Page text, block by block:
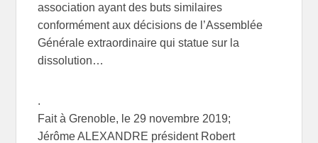
association ayant des buts similaires
conformément aux décisions de l’Assemblée
Générale extraordinaire qui statue sur la
dissolution…
.
Fait à Grenoble, le 29 novembre 2019;
Jérôme ALEXANDRE président Robert